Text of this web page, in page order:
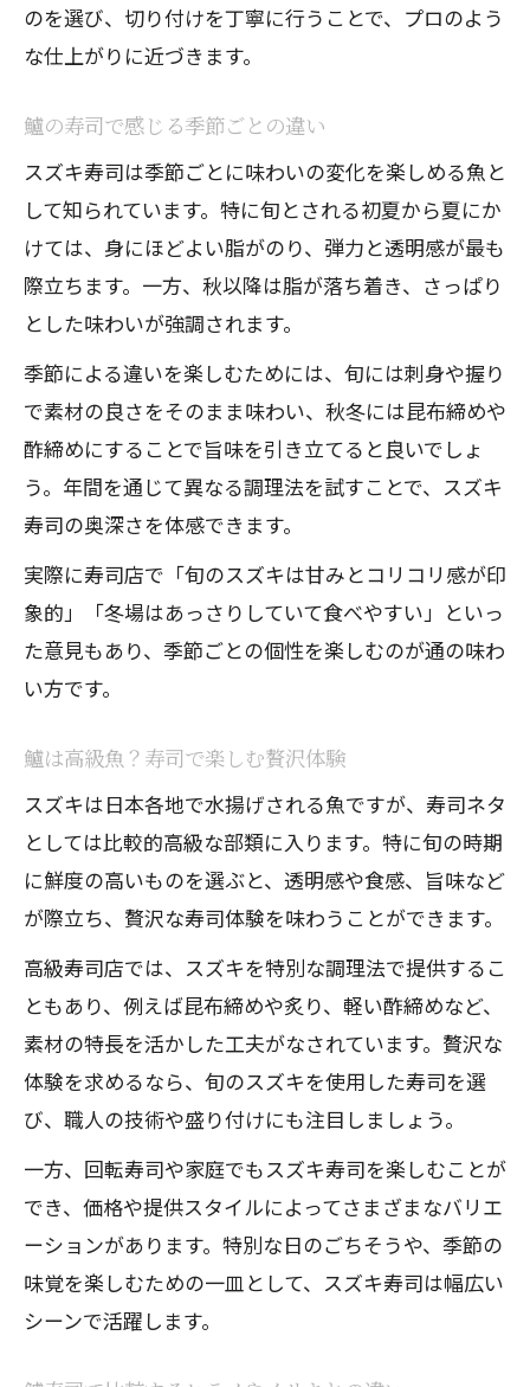
のを選び、切り付けを丁寧に行うことで、プロのよう
な仕上がりに近づきます。
鱸の寿司で感じる季節ごとの違い
スズキ寿司は季節ごとに味わいの変化を楽しめる魚と
して知られています。特に旬とされる初夏から夏にか
けては、身にほどよい脂がのり、弾力と透明感が最も
際立ちます。一方、秋以降は脂が落ち着き、さっぱり
とした味わいが強調されます。
季節による違いを楽しむためには、旬には刺身や握り
で素材の良さをそのまま味わい、秋冬には昆布締めや
酢締めにすることで旨味を引き立てると良いでしょ
う。年間を通じて異なる調理法を試すことで、スズキ
寿司の奥深さを体感できます。
実際に寿司店で「旬のスズキは甘みとコリコリ感が印
象的」「冬場はあっさりしていて食べやすい」といっ
た意見もあり、季節ごとの個性を楽しむのが通の味わ
い方です。
鱸は高級魚？寿司で楽しむ贅沢体験
スズキは日本各地で水揚げされる魚ですが、寿司ネタ
としては比較的高級な部類に入ります。特に旬の時期
に鮮度の高いものを選ぶと、透明感や食感、旨味など
が際立ち、贅沢な寿司体験を味わうことができます。
高級寿司店では、スズキを特別な調理法で提供するこ
ともあり、例えば昆布締めや炙り、軽い酢締めなど、
素材の特長を活かした工夫がなされています。贅沢な
体験を求めるなら、旬のスズキを使用した寿司を選
び、職人の技術や盛り付けにも注目しましょう。
一方、回転寿司や家庭でもスズキ寿司を楽しむことが
でき、価格や提供スタイルによってさまざまなバリエ
ーションがあります。特別な日のごちそうや、季節の
味覚を楽しむための一皿として、スズキ寿司は幅広い
シーンで活躍します。